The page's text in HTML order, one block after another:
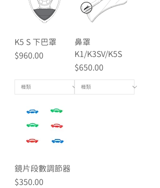
K5 S 下巴罩
價格
$960.00
鼻罩
K1/K3SV/K5S
價格
$650.00
鏡片段數調節器
價格
$350.00